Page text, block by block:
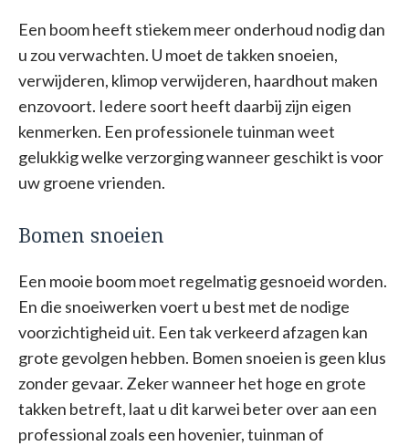
Een boom heeft stiekem meer onderhoud nodig dan
u zou verwachten. U moet de takken snoeien,
verwijderen, klimop verwijderen, haardhout maken
enzovoort. Iedere soort heeft daarbij zijn eigen
kenmerken. Een professionele tuinman weet
gelukkig welke verzorging wanneer geschikt is voor
uw groene vrienden.
Bomen snoeien
Een mooie boom moet regelmatig gesnoeid worden.
En die snoeiwerken voert u best met de nodige
voorzichtigheid uit. Een tak verkeerd afzagen kan
grote gevolgen hebben. Bomen snoeien is geen klus
zonder gevaar. Zeker wanneer het hoge en grote
takken betreft, laat u dit karwei beter over aan een
professional zoals een hovenier, tuinman of